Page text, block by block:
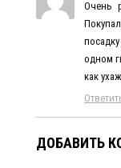
Очень
одном
как
ДОБАВИТЬ